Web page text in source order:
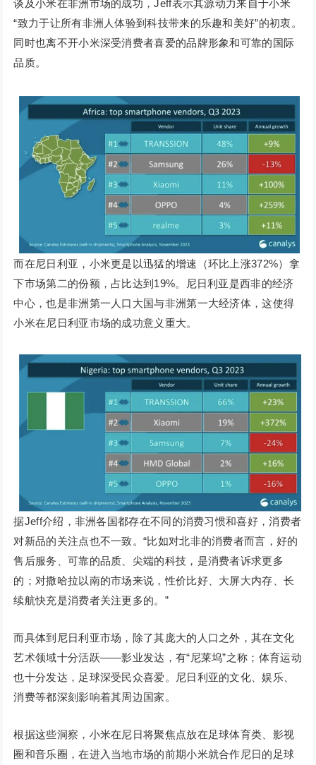
谈及小米在非洲市场的成功，Jeff表示其源动力来自于小米
“致力于让所有非洲人体验到科技带来的乐趣和美好”的初衷。
同时也离不开小米深受消费者喜爱的品牌形象和可靠的国际
品质。
而在尼日利亚，小米更是以迅猛的增速（环比上涨372%）拿
下市场第二的份额，占比达到19%。尼日利亚是西非的经济
中心，也是非洲第一人口大国与非洲第一大经济体，这使得
小米在尼日利亚市场的成功意义重大。
据Jeff介绍，非洲各国都存在不同的消费习惯和喜好，消费者
对新品的关注点也不一致。“比如对北非的消费者而言，好的
售后服务、可靠的品质、尖端的科技，是消费者诉求更多
的；对撒哈拉以南的市场来说，性价比好、大屏大内存、长
续航快充是消费者关注更多的。”
而具体到尼日利亚市场，除了其庞大的人口之外，其在文化
艺术领域十分活跃——影业发达，有“尼莱坞”之称；体育运动
也十分发达，足球深受民众喜爱。尼日利亚的文化、娱乐、
消费等都深刻影响着其周边国家。
根据这些洞察，小米在尼日将聚焦点放在足球体育类、影视
圈和音乐圈，在进入当地市场的前期小米就合作尼日的足球